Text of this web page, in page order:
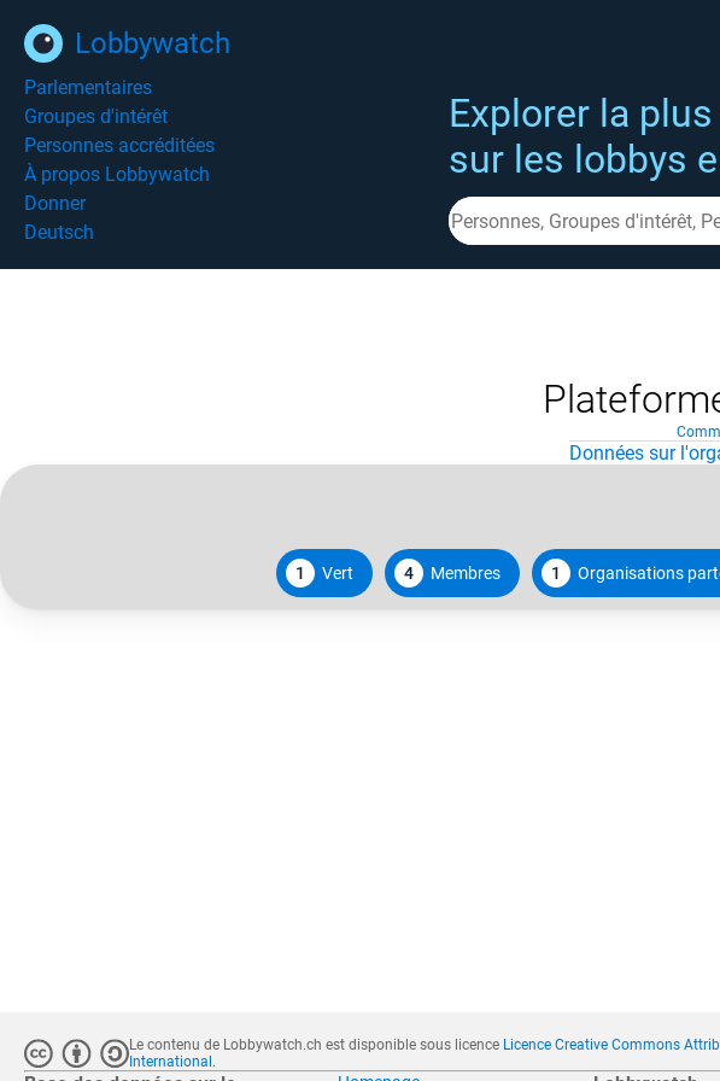
Lobbywatch
Parlementaires
Groupes d'intérêt
Personnes accréditées
À propos Lobbywatch
Donner
Deutsch
Explorer la
sur les lobbys
Données sur
1 Vert 4 Membres 1 Organisations
Le contenu de Lobbywatch.ch est disponible sous licence Licence Creative Commons
International .